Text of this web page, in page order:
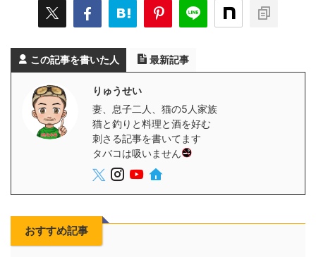
この記事を書いた人 最新記事
りゅうせい
妻、息子二人、猫の5人家族
猫と釣りと料理と酒を好む
刺さる記事を書いてます
タバコは吸いません
おすすめ記事